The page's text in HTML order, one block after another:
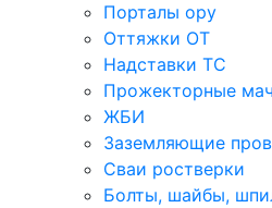
Порталы ору
Оттяжки ОТ
Надставки ТС
Прожекторные
ЖБИ
Заземляющие
Сваи ростверки
Болты, шайбы,